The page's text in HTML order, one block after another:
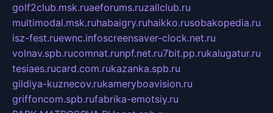
golf2club.msk.ruaeforums.ruzallclub.ru
multimodal.msk.ruhabaigry.ruhaikko.rusobakopedia.ru
isz-fest.ruewnc.infoscreensaver-clock.net.ru
volnav.spb.rucomnat.runpf.net.ru7bit.pp.rukalugatur.ru
tesiaes.rucard.com.rukazanka.spb.ru
gildiya-kuznecov.rukameryboavision.ru
griffoncom.spb.rufabrika-emotsiy.ru